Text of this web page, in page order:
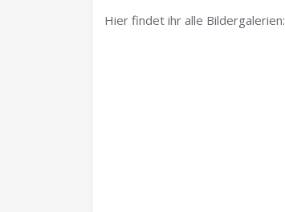
Hier findet ihr alle Bildergalerien: